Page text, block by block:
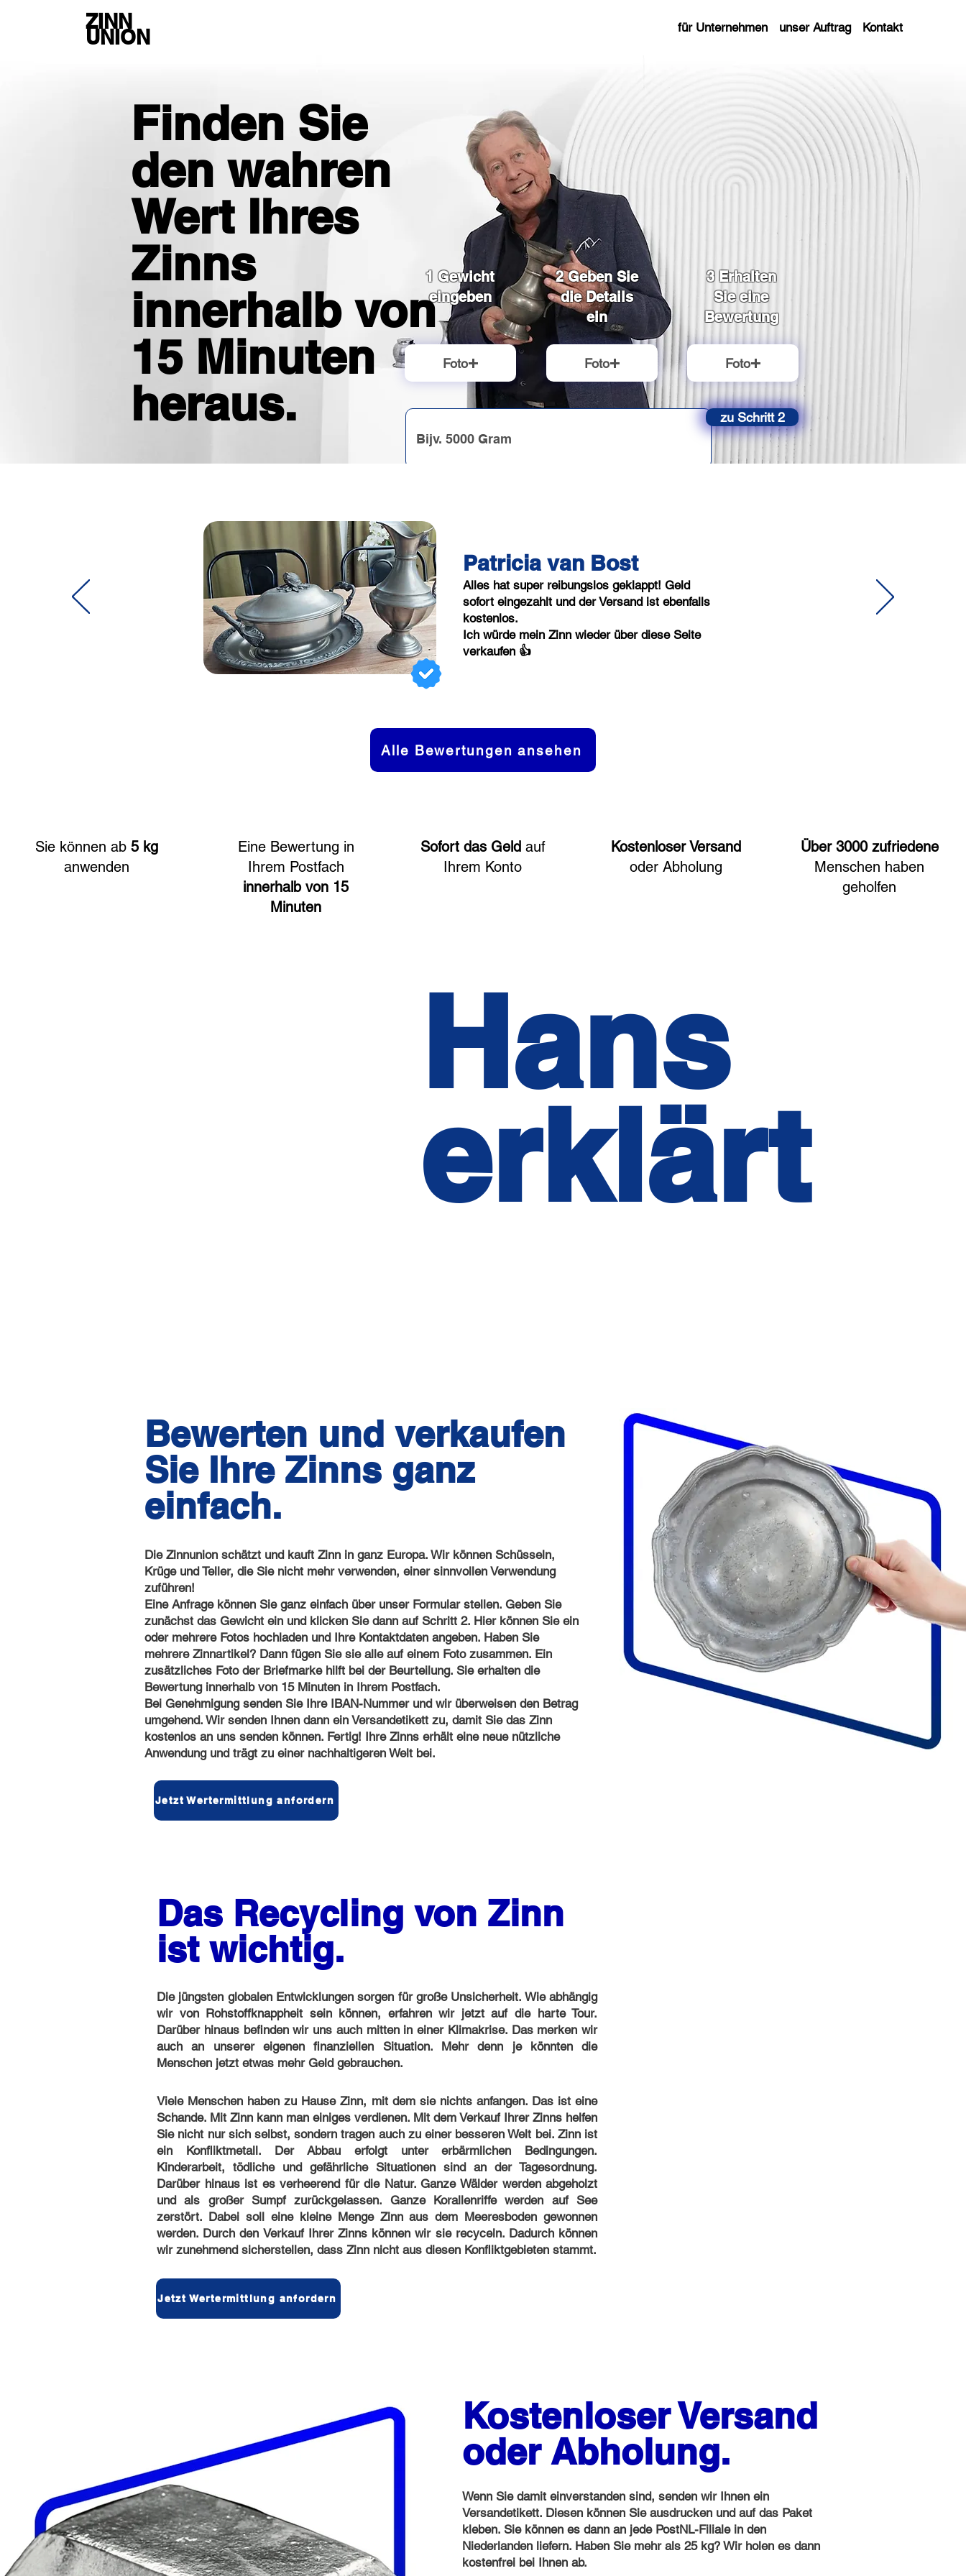
ZINN
UNION für Unternehmen unser Auftrag Kontakt
Finden Sie
den wahren
Wert Ihres
Zinns
innerhalb von
15 Minuten
heraus.
1 Gewicht
eingeben
2 Geben Sie
die Details
ein
3 Erhalten
Sie eine
Bewertung
Foto Foto Foto
zu Schritt 2
Patricia van Bost
Alles hat super reibungslos geklappt! Geld
sofort eingezahlt und der Versand ist ebenfalls
kostenlos.
Ich würde mein Zinn wieder über diese Seite
verkaufen 👍
Alle Bewertungen ansehen
Sie können ab 5 kg
anwenden
Eine Bewertung in
Ihrem Postfach
innerhalb von 15
Minuten
Sofort das Geldauf
Ihrem Konto
Kostenloser Versand
oder Abholung
Über 3000 zufriedene
Menschen haben
geholfen
Hans
erklärt
Bewerten und verkaufen
Sie Ihre Zinns ganz
einfach.
Die Zinnunion schätzt und kauft Zinn in ganz Europa. Wir können Schüsseln,
Krüge und Teller, die Sie nicht mehr verwenden, einer sinnvollen Verwendung
zuführen!
Eine Anfrage können Sie ganz einfach über unser Formular stellen. Geben Sie
zunächst das Gewicht ein und klicken Sie dann auf Schritt 2. Hier können Sie ein
oder mehrere Fotos hochladen und Ihre Kontaktdaten angeben. Haben Sie
mehrere Zinnartikel? Dann fügen Sie sie alle auf einem Foto zusammen. Ein
zusätzliches Foto der Briefmarke hilft bei der Beurteilung. Sie erhalten die
Bewertung innerhalb von 15 Minuten in Ihrem Postfach.
Bei Genehmigung senden Sie Ihre IBAN-Nummer und wir überweisen den Betrag
umgehend. Wir senden Ihnen dann ein Versandetikett zu, damit Sie das Zinn
kostenlos an uns senden können. Fertig! Ihre Zinns erhält eine neue nützliche
Anwendung und trägt zu einer nachhaltigeren Welt bei.
Jetzt Wertermittlung anfordern
Das Recycling von Zinn
ist wichtig.
Die jüngsten globalen Entwicklungen sorgen für große Unsicherheit. Wie abhängig
wir von Rohstoffknappheit sein können, erfahren wir jetzt auf die harte Tour.
Darüber hinaus befinden wir uns auch mitten in einer Klimakrise. Das merken wir
auch an unserer eigenen finanziellen Situation. Mehr denn je könnten die
Menschen jetzt etwas mehr Geld gebrauchen.
Viele Menschen haben zu Hause Zinn, mit dem sie nichts anfangen. Das ist eine
Schande. Mit Zinn kann man einiges verdienen. Mit dem Verkauf Ihrer Zinns helfen
Sie nicht nur sich selbst, sondern tragen auch zu einer besseren Welt bei. Zinn ist
ein Konfliktmetall. Der Abbau erfolgt unter erbärmlichen Bedingungen.
Kinderarbeit, tödliche und gefährliche Situationen sind an der Tagesordnung.
Darüber hinaus ist es verheerend für die Natur. Ganze Wälder werden abgeholzt
und als großer Sumpf zurückgelassen. Ganze Korallenriffe werden auf See
zerstört. Dabei soll eine kleine Menge Zinn aus dem Meeresboden gewonnen
werden. Durch den Verkauf Ihrer Zinns können wir sie recyceln. Dadurch können
wir zunehmend sicherstellen, dass Zinn nicht aus diesen Konfliktgebieten stammt.
Jetzt Wertermittlung anfordern
Kostenloser Versand
oder Abholung.
Wenn Sie damit einverstanden sind, senden wir Ihnen ein
Versandetikett. Diesen können Sie ausdrucken und auf das Paket
kleben. Sie können es dann an jede PostNL-Filiale in den
Niederlanden liefern. Haben Sie mehr als 25 kg? Wir holen es dann
kostenfrei bei Ihnen ab.